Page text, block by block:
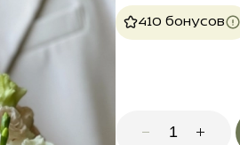
410 бонусов